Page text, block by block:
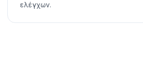
ελέγχων.